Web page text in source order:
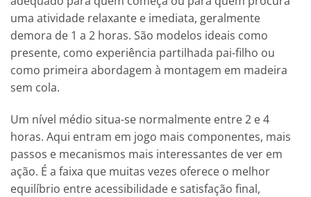
uma atividade relaxante e imediata, geralmente
demora de 1 a 2 horas. São modelos ideais como
presente, como experiência partilhada pai-filho ou
como primeira abordagem à montagem em madeira
sem cola.
Um nível médio situa-se normalmente entre 2 e 4
horas. Aqui entram em jogo mais componentes, mais
passos e mecanismos mais interessantes de ver em
ação. É a faixa que muitas vezes oferece o melhor
equilíbrio entre acessibilidade e satisfação final,